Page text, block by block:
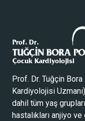
Prof. Dr. Tuğçin
Kardiyolojisi Uzmanı
dahil tüm yaş
hastalıkları anjiyo